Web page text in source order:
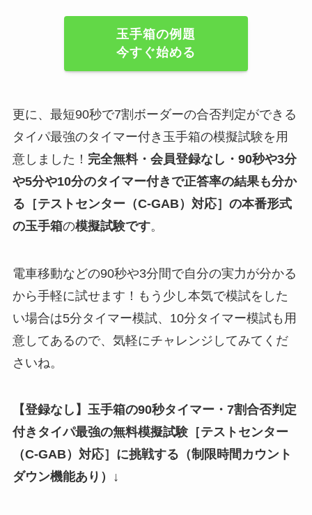
玉手箱の例題
今すぐ始める
更に、最短90秒で7割ボーダーの合否判定ができる
タイパ最強のタイマー付き玉手箱の模擬試験を用
意しました！ 完全無料・会員登録なし・90秒や3分
や5分や10分のタイマー付きで正答率の結果も分か
る ［テストセンター（C-GAB）対応］ の本番形式
の玉手箱の模擬試験です。
電車移動などの90秒や3分間で自分の実力が分かる
から手軽に試せます！もう少し本気で模試をした
い場合は5分タイマー模試、10分タイマー模試も用
意してあるので、気軽にチャレンジしてみてくだ
さいね。
【登録なし】玉手箱の90秒タイマー・7割合否判定
付きタイパ最強の無料模擬試験［テストセンター
（C-GAB）対応］ に挑戦する（制限時間カウント
ダウン機能あり）↓